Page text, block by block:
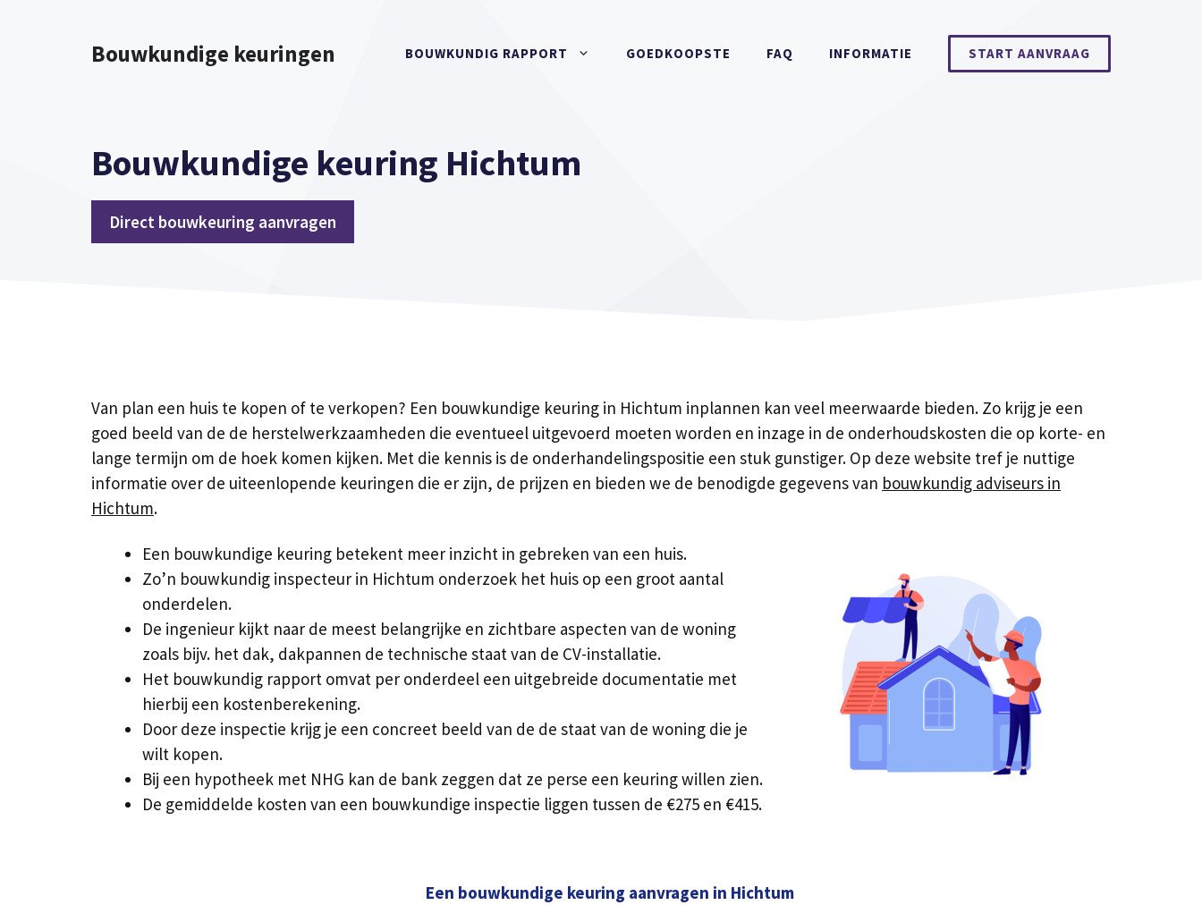
Bouwkundige keuringen BOUWKUNDIG RAPPORT GOEDKOOPSTE FAQ INFORMATIE START AANVRAAG
Bouwkundige keuring Hichtum
Direct bouwkeuring aanvragen
Van plan een huis te kopen of te verkopen? Een bouwkundige keuring in Hichtum inplannen kan veel meerwaarde bieden. Zo krijg je een
goed beeld van de de herstelwerkzaamheden die eventueel uitgevoerd moeten worden en inzage in de onderhoudskosten die op korte- en
lange termijn om de hoek komen kijken. Met die kennis is de onderhandelingspositie een stuk gunstiger. Op deze website tref je nuttige
informatie over de uiteenlopende keuringen die er zijn, de prijzen en bieden we de benodigde gegevens van bouwkundig adviseurs in
Hichtum.
Een bouwkundige keuring betekent meer inzicht in gebreken van een huis.
Zo’n bouwkundig inspecteur in Hichtum onderzoek het huis op een groot aantal
onderdelen.
De ingenieur kijkt naar de meest belangrijke en zichtbare aspecten van de woning
zoals bijv. het dak, dakpannen de technische staat van de CV-installatie.
Het bouwkundig rapport omvat per onderdeel een uitgebreide documentatie met
hierbij een kostenberekening.
Door deze inspectie krijg je een concreet beeld van de de staat van de woning die je
wilt kopen.
Bij een hypotheek met NHG kan de bank zeggen dat ze perse een keuring willen zien.
De gemiddelde kosten van een bouwkundige inspectie liggen tussen de €275 en €415.
Een bouwkundige keuring aanvragen in Hichtum